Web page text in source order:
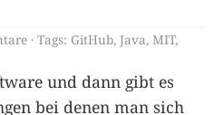
Tags: GitHub, Java, MIT,
und dann gibt es
bei denen man sich